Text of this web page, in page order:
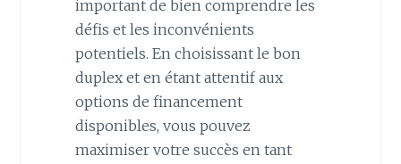
important de bien comprendre les
défis et les inconvénients
potentiels. En choisissant le bon
duplex et en étant attentif aux
options de financement
disponibles, vous pouvez
maximiser votre succès en tant